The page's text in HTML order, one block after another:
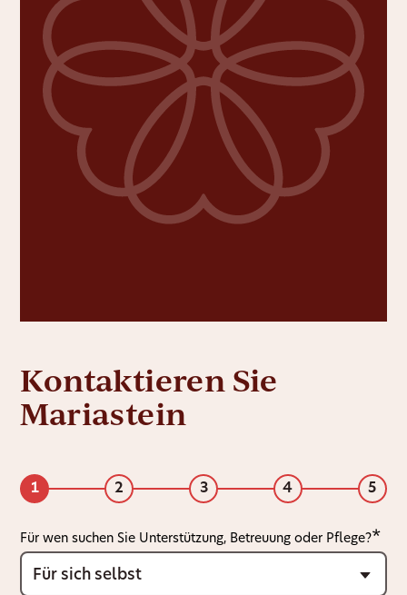
Kontaktieren Sie
Mariastein
1 2 3 4 5
Für wen suchen Sie Unterstützung, Betreuung oder Pflege?